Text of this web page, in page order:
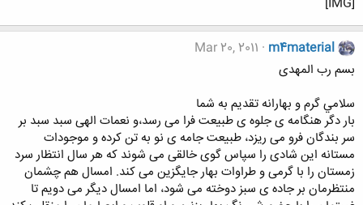
m4material
Mar 20, 2011
بسم رب المهدی
سلامي گرم و بهارانه تقدیم به شما
بار دگر هنگامه ی جلوه ی طبیعت فرا می رسد،و نعمات الهی سبد سبد بر
سر بندگان فرو می ریزد، طبیعت جامه ی نو به تن کرده و موجودات
مستانه این شادی را سپاس گوی خالقی می شوند که هر سال انتظار سرد
زمستان را با گرمی و طراوات بهار جایگزین می کند. امسال هم چشمان
منتظرمان بر جاده ی سبز دوخته می شود، اما امسال دیگر می دویم تا